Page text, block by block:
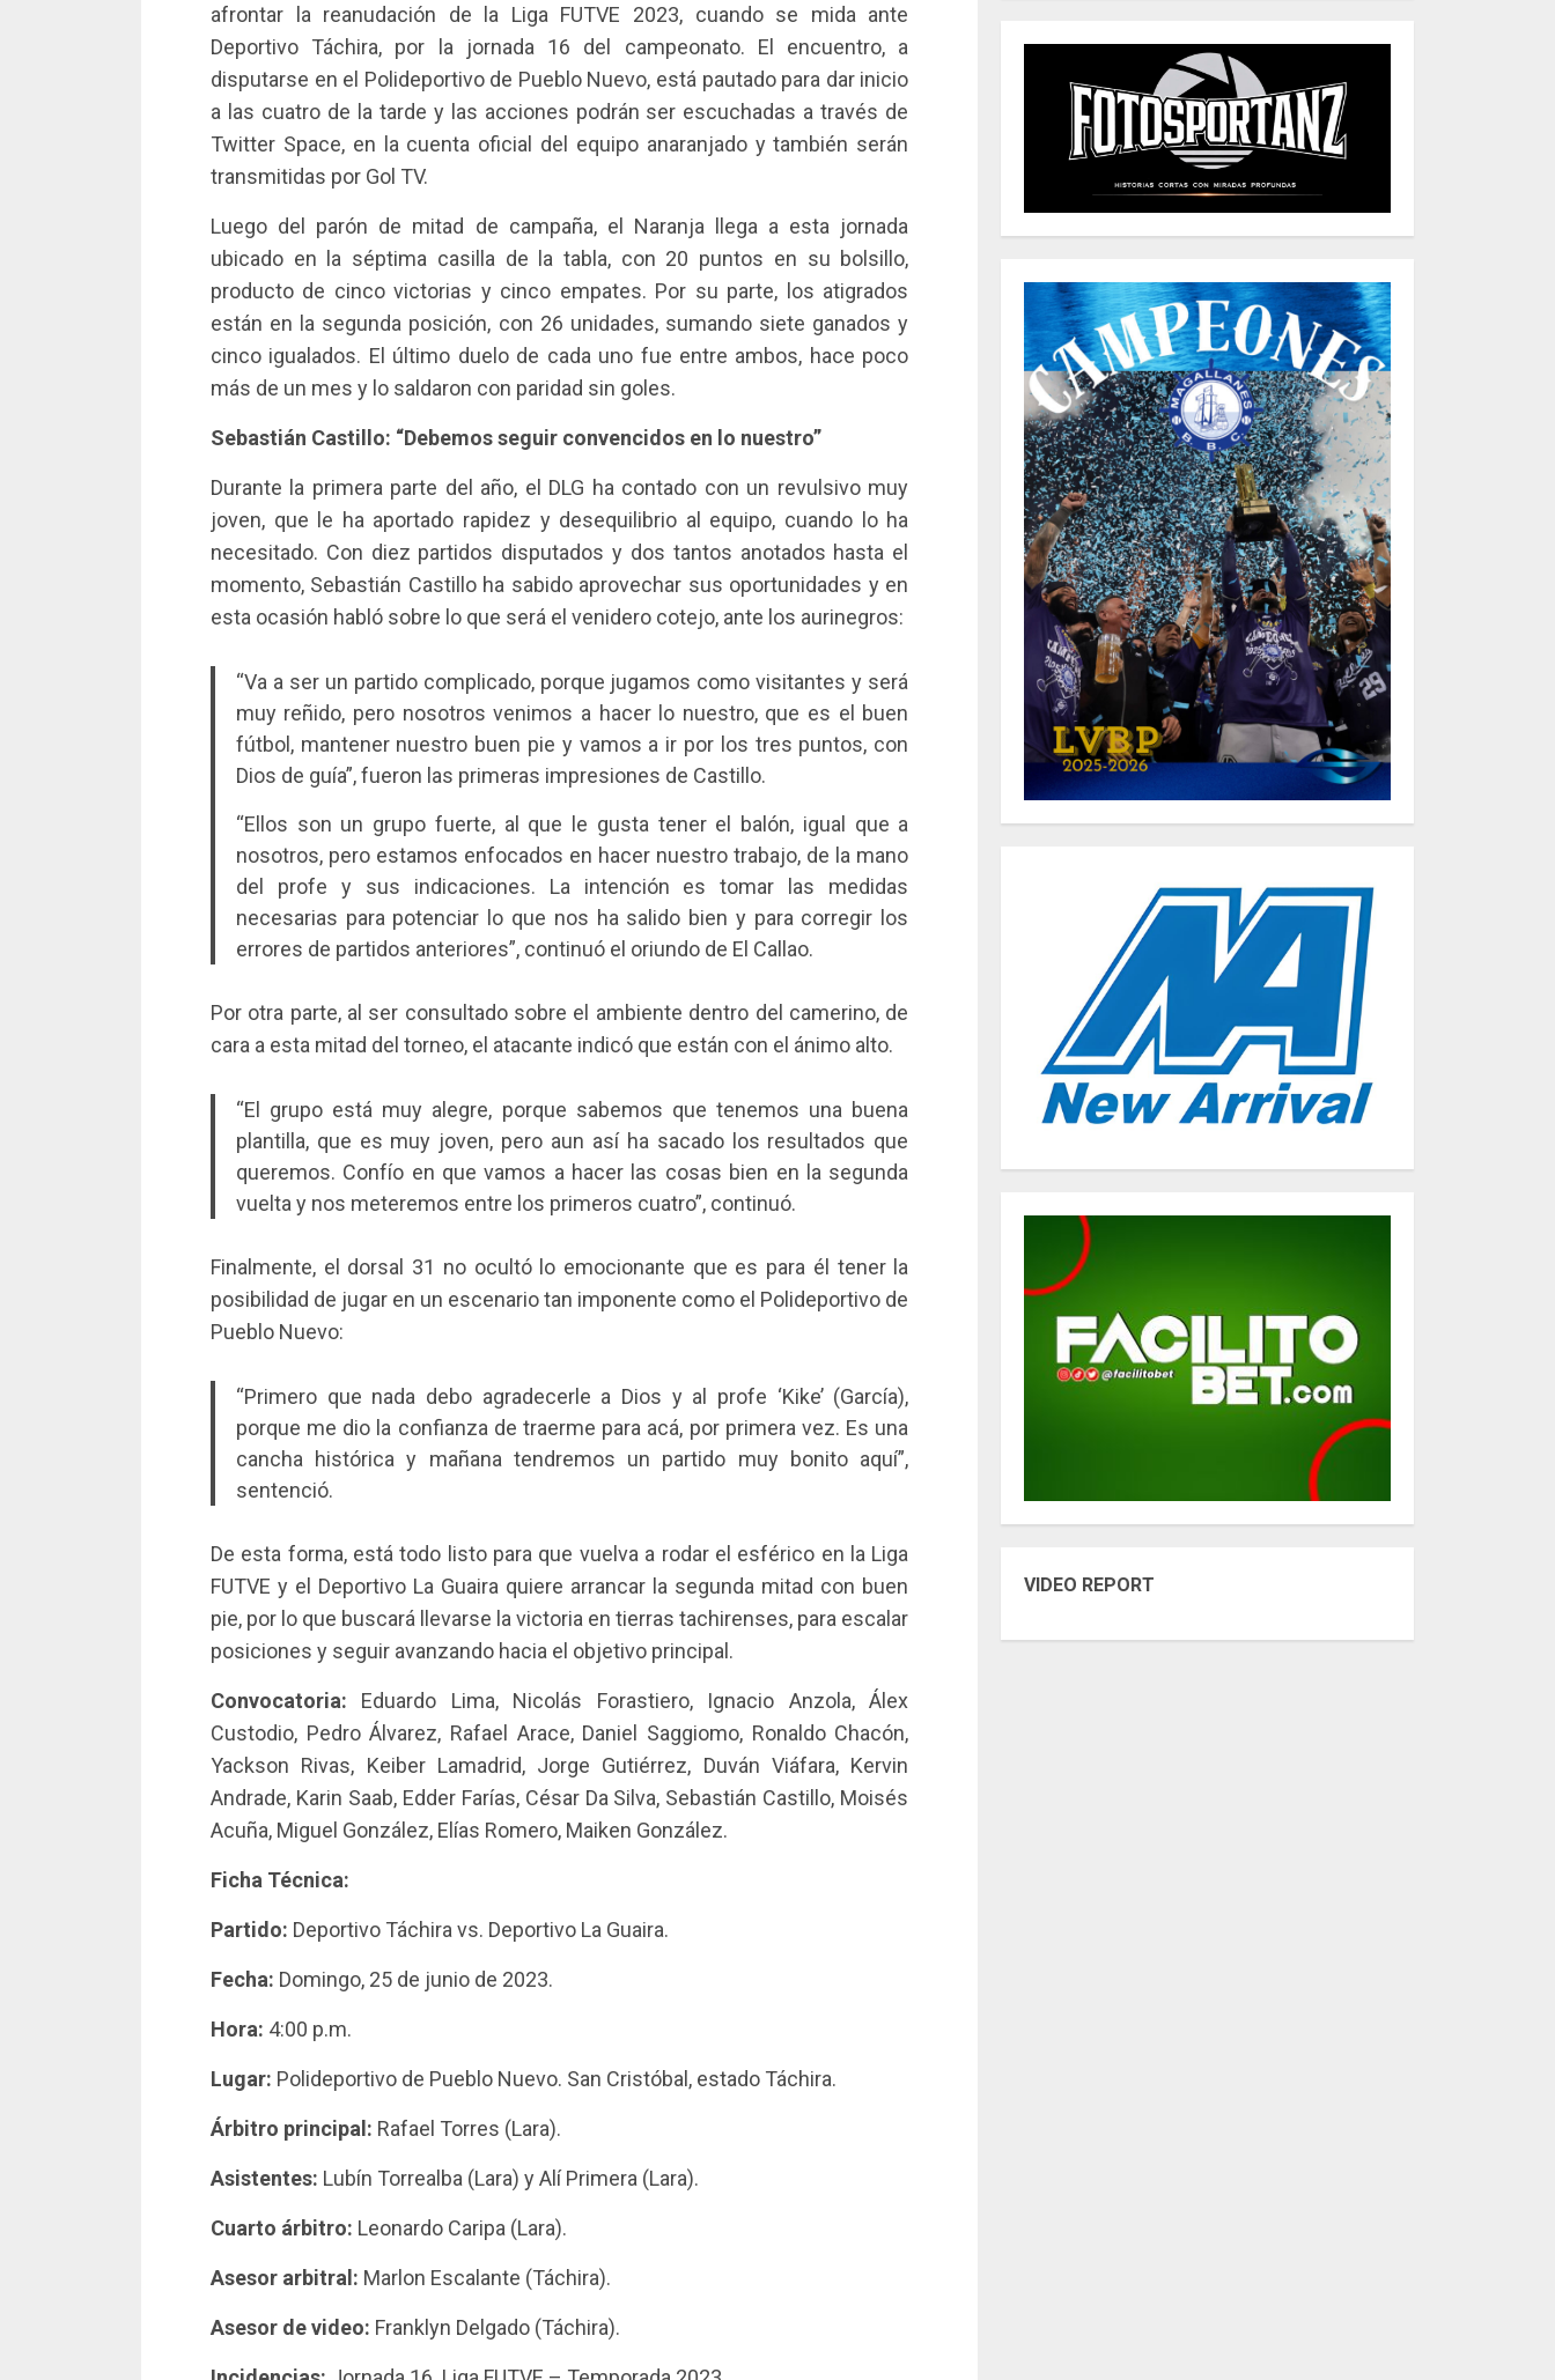
afrontar la reanudación de la Liga FUTVE 2023, cuando se mida ante
Deportivo Táchira, por la jornada 16 del campeonato. El encuentro, a
disputarse en el Polideportivo de Pueblo Nuevo, está pautado para dar inicio
a las cuatro de la tarde y las acciones podrán ser escuchadas a través de
Twitter Space, en la cuenta oficial del equipo anaranjado y también serán
transmitidas por Gol TV.
Luego del parón de mitad de campaña, el Naranja llega a esta jornada
ubicado en la séptima casilla de la tabla, con 20 puntos en su bolsillo,
producto de cinco victorias y cinco empates. Por su parte, los atigrados
están en la segunda posición, con 26 unidades, sumando siete ganados y
cinco igualados. El último duelo de cada uno fue entre ambos, hace poco
más de un mes y lo saldaron con paridad sin goles.
Sebastián Castillo: “Debemos seguir convencidos en lo nuestro”
Durante la primera parte del año, el DLG ha contado con un revulsivo muy
joven, que le ha aportado rapidez y desequilibrio al equipo, cuando lo ha
necesitado. Con diez partidos disputados y dos tantos anotados hasta el
momento, Sebastián Castillo ha sabido aprovechar sus oportunidades y en
esta ocasión habló sobre lo que será el venidero cotejo, ante los aurinegros:
“Va a ser un partido complicado, porque jugamos como visitantes y será
muy reñido, pero nosotros venimos a hacer lo nuestro, que es el buen
fútbol, mantener nuestro buen pie y vamos a ir por los tres puntos, con
Dios de guía”, fueron las primeras impresiones de Castillo.
“Ellos son un grupo fuerte, al que le gusta tener el balón, igual que a
nosotros, pero estamos enfocados en hacer nuestro trabajo, de la mano
del profe y sus indicaciones. La intención es tomar las medidas
necesarias para potenciar lo que nos ha salido bien y para corregir los
errores de partidos anteriores”, continuó el oriundo de El Callao.
Por otra parte, al ser consultado sobre el ambiente dentro del camerino, de
cara a esta mitad del torneo, el atacante indicó que están con el ánimo alto.
“El grupo está muy alegre, porque sabemos que tenemos una buena
plantilla, que es muy joven, pero aun así ha sacado los resultados que
queremos. Confío en que vamos a hacer las cosas bien en la segunda
vuelta y nos meteremos entre los primeros cuatro”, continuó.
Finalmente, el dorsal 31 no ocultó lo emocionante que es para él tener la
posibilidad de jugar en un escenario tan imponente como el Polideportivo de
Pueblo Nuevo:
“Primero que nada debo agradecerle a Dios y al profe ‘Kike’ (García),
porque me dio la confianza de traerme para acá, por primera vez. Es una
cancha histórica y mañana tendremos un partido muy bonito aquí”,
sentenció.
De esta forma, está todo listo para que vuelva a rodar el esférico en la Liga
FUTVE y el Deportivo La Guaira quiere arrancar la segunda mitad con buen
pie, por lo que buscará llevarse la victoria en tierras tachirenses, para escalar
posiciones y seguir avanzando hacia el objetivo principal.
Convocatoria: Eduardo Lima, Nicolás Forastiero, Ignacio Anzola, Álex
Custodio, Pedro Álvarez, Rafael Arace, Daniel Saggiomo, Ronaldo Chacón,
Yackson Rivas, Keiber Lamadrid, Jorge Gutiérrez, Duván Viáfara, Kervin
Andrade, Karin Saab, Edder Farías, César Da Silva, Sebastián Castillo, Moisés
Acuña, Miguel González, Elías Romero, Maiken González.
Ficha Técnica:
Partido: Deportivo Táchira vs. Deportivo La Guaira.
Fecha: Domingo, 25 de junio de 2023.
Hora: 4:00 p.m.
Lugar: Polideportivo de Pueblo Nuevo. San Cristóbal, estado Táchira.
Árbitro principal: Rafael Torres (Lara).
Asistentes: Lubín Torrealba (Lara) y Alí Primera (Lara).
Cuarto árbitro: Leonardo Caripa (Lara).
Asesor arbitral: Marlon Escalante (Táchira).
Asesor de video: Franklyn Delgado (Táchira).
VIDEO REPORT